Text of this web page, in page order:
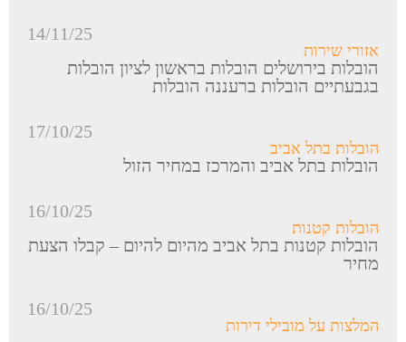
14/11/25
אזורי שירות
הובלות בירושלים הובלות בראשון לציון הובלות
בגבעתיים הובלות ברעננה הובלות
17/10/25
הובלות בתל אביב
הובלות בתל אביב והמרכז במחיר הזול
16/10/25
הובלות קטנות
הובלות קטנות בתל אביב מהיום להיום – קבלו הצעת
מחיר
16/10/25
המלצות על מובילי דירות